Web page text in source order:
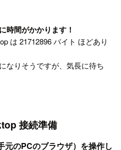
時間がかかります！
は 21712896 バイト ほどあり
なりそうですが、気長に待ち
接続準備
元のPCのブラウザ）を操作し